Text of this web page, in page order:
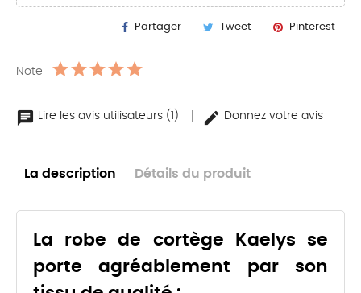
Partager Tweet Pinterest
Note
Lire les avis utilisateurs (1) Donnez votre avis
La description Détails du produit
La robe de cortège Kaelys se
porte agréablement par son